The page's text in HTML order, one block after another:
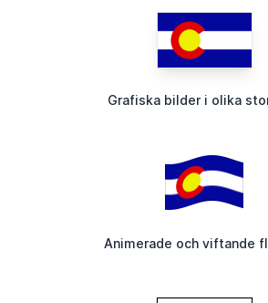
Grafiska bilder i olika
Animerade och viftande